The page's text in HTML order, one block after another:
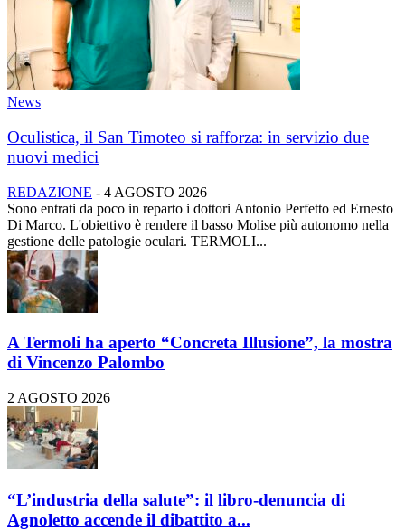
News
Oculistica, il San Timoteo si rafforza: in servizio due
nuovi medici
REDAZIONE - 4 AGOSTO 2026
Sono entrati da poco in reparto i dottori Antonio Perfetto ed Ernesto
Di Marco. L'obiettivo è rendere il basso Molise più autonomo nella
gestione delle patologie oculari. TERMOLI...
A Termoli ha aperto “Concreta Illusione”, la mostra
di Vincenzo Palombo
2 AGOSTO 2026
“L’industria della salute”: il libro-denuncia di
Agnoletto accende il dibattito a...